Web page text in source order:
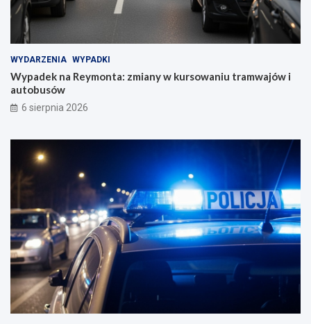
WYDARZENIA WYPADKI
Wypadek na Reymonta: zmiany w kursowaniu tramwajów i
autobusów
6 sierpnia 2026